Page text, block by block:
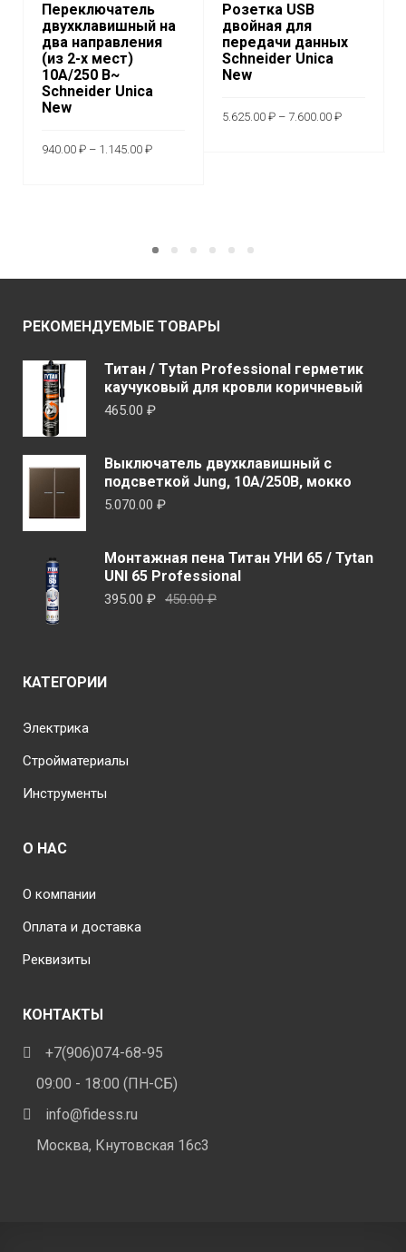
Переключатель
двухклавишный на
два направления
(из 2-х мест)
10А/250 В~
Schneider Unica
New
940.00 ₽ – 1.145.00 ₽
несколько
выбрать
странице
Розетка USB
двойная для
передачи данных
Schneider Unica
New
5.625.00 ₽ – 7.600.00 ₽
РЕКОМЕНДУЕМЫЕ ТОВАРЫ
Титан / Тytan Professional герметик
каучуковый для кровли коричневый
465.00 ₽
Выключатель двухклавишный с
подсветкой Jung, 10А/250В, мокко
5.070.00 ₽
Монтажная пена Титан УНИ 65 / Tytan
UNI 65 Professional
450.00₽Первоначальная
395.00 ₽
Текущая
КАТЕГОРИИ
Электрика
Стройматериалы
Инструменты
О НАС
О компании
Оплата и доставка
Реквизиты
КОНТАКТЫ
+7(906)074-68-95
09:00 - 18:00 (ПН-СБ)
info@fidess.ru
Москва, Кнутовская 16с3